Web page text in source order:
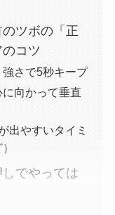
ツボの「正
コツ
さで5秒キープ
向かって垂直
出やすいタイミ
でやっては